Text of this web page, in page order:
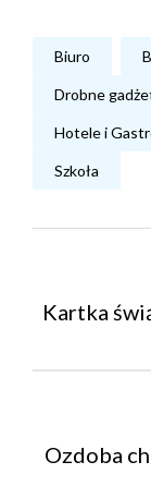
Biuro
Drobne
Hotele i
Szkoła
Kartka
Ozdoba